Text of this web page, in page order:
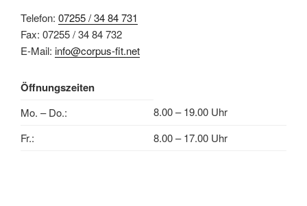
Telefon: 07255 / 34 84 731
Fax: 07255 / 34 84 732
E-Mail: info@corpus-fit.net
Öffnungszeiten
Mo. – Do.:
8.00 – 19.00 Uhr
Fr.:
8.00 – 17.00 Uhr